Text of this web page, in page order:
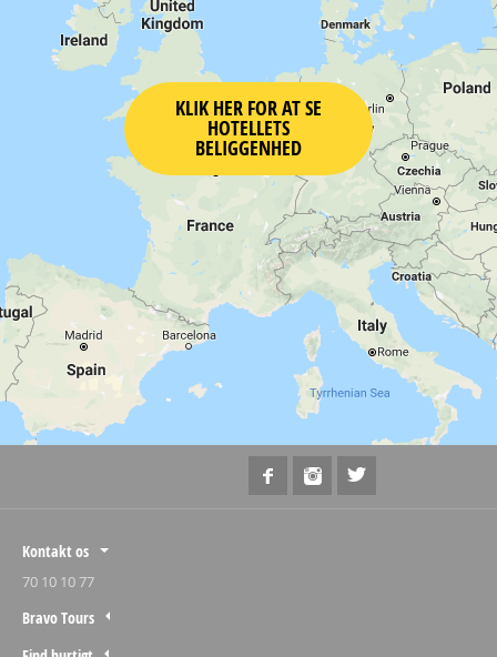
KLIK HER FOR AT SE
HOTELLETS
BELIGGENHED
Kontakt os
70 10 10 77
Bravo Tours